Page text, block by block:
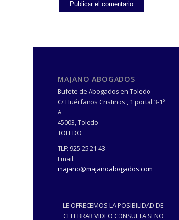
MAJANO ABOGADOS
Bufete de Abogados en Toledo
C/ Huérfanos Cristinos , 1 portal 3-1º
A
45003,Toledo
TOLEDO
TLF: 925 25 21 43
Email:
majano@majanoabogados.com
LE OFRECEMOS LA POSIBILIDAD DE
CELEBRAR VIDEO CONSULTA SI NO